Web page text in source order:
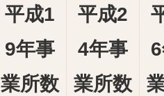
平成1
9年事
業所数
平成2
4年事
業所数